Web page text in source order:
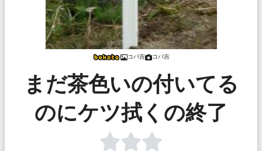
コバ吉 コバ吉
まだ茶色いの付いてる
のにケツ拭くの終了